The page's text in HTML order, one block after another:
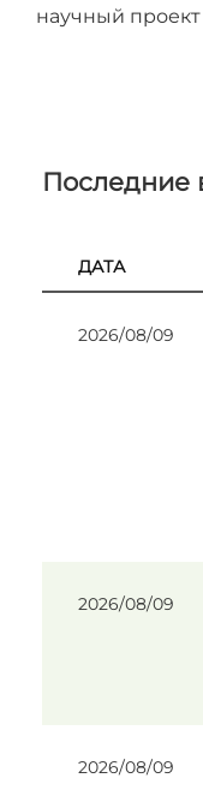
научный
Последние
ДАТА
2026/08/09
2026/08/09
2026/08/09